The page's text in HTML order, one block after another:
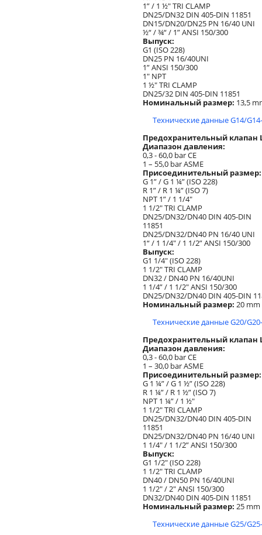
1” / 1 ½" TRI CLAMP
DN25/DN32 DIN 405-DIN 11851
DN15/DN20/DN25 PN 16/40 UNI
½“ / ¾“ / 1” ANSI 150/300
Выпуск:
G1 (ISO 228)
DN25 PN 16/40UNI
1” ANSI 150/300
1" NPT
1 ½" TRI CLAMP
DN25/32 DIN 405-DIN 11851
Номинальный размер: 13,5
Технические данные G14/
Предохранительный клапан
Диапазон давления:
0,3 - 60,0 bar CE
1 – 55,0 bar ASME
Присоединительный размер:
G 1” / G 1 ¼” (ISO 228)
R 1” / R 1 ¼” (ISO 7)
NPT 1” / 1 1/4"
1 1/2" TRI CLAMP
DN25/DN32/DN40 DIN 405-DIN
11851
DN25/DN32/DN40 PN 16/40 UNI
1“ / 1 1/4" / 1 1/2” ANSI 150/300
Выпуск:
G1 1/4" (ISO 228)
1 1/2" TRI CLAMP
DN32 / DN40 PN 16/40UNI
1 1/4” / 1 1/2" ANSI 150/300
DN25/DN32/DN40 DIN 405-DIN
Номинальный размер: 20 mm
Технические данные G20/
Предохранительный клапан
Диапазон давления:
0,3 - 60,0 bar CE
1 – 30,0 bar ASME
Присоединительный размер:
G 1 ¼” / G 1 ½” (ISO 228)
R 1 ¼” / R 1 ½” (ISO 7)
NPT 1 ¼” / 1 ½"
1 1/2" TRI CLAMP
DN25/DN32/DN40 DIN 405-DIN
11851
DN25/DN32/DN40 PN 16/40 UNI
1 1/4" / 1 1/2” ANSI 150/300
Выпуск:
G1 1/2" (ISO 228)
1 1/2" TRI CLAMP
DN40 / DN50 PN 16/40UNI
1 1/2" / 2" ANSI 150/300
DN32/DN40 DIN 405-DIN 11851
Номинальный размер: 25 mm
Технические данные G25/